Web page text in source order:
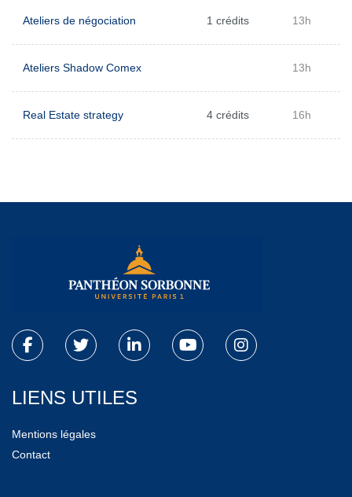
Ateliers de négociation 1 crédits 13h
Ateliers Shadow Comex 13h
Real Estate strategy 4 crédits 16h
LIENS UTILES
Mentions légales
Contact